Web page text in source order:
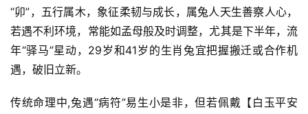
“卯”，五行属木，象征柔韧与成长，属兔人天生善察人心，
若遇不利环境，常能如孟母般及时调整，尤其是下半年，流
年“驿马”星动，29岁和41岁的生肖兔宜把握搬迁或合作机
遇，破旧立新。
传统命理中,兔遇“病符”易生小是非，但若佩戴【白玉平安